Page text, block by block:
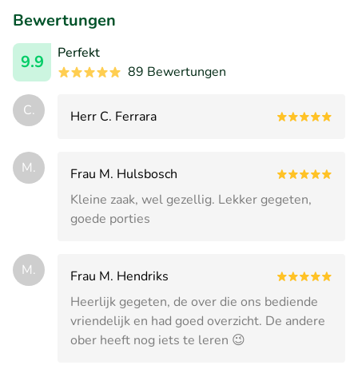
Bewertungen
9.9
Perfekt
89 Bewertungen
C. Herr C. Ferrara
M.
Frau M. Hulsbosch
Kleine zaak, wel gezellig. Lekker gegeten,
goede porties
M.
Frau M. Hendriks
Heerlijk gegeten, de over die ons bediende
vriendelijk en had goed overzicht. De andere
ober heeft nog iets te leren 😉